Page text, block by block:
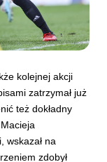
kolejnej akcji
zatrzymał już
też dokładny
wskazał na
zdobył